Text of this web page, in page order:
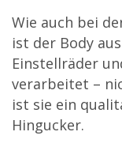
Wie auch bei
ist der Body
Einstellräder
verarbeitet –
ist sie ein
Hingucker.